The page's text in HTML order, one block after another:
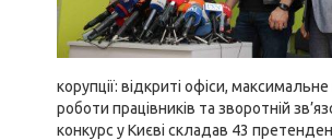
корупції: відкриті офіси,
роботи працівників та зворотній
конкурс у Києві складав 43